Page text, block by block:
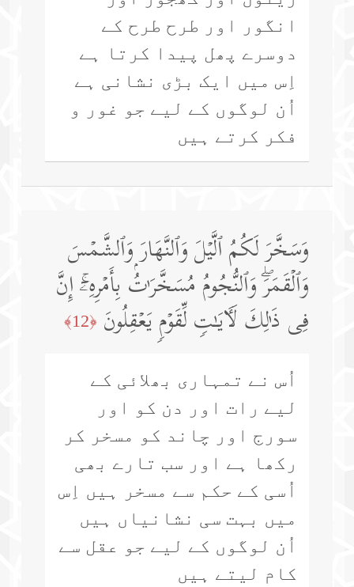
انگور اور طرح طرح کے
دوسرے پھل پیدا کرتا ہے
اِس میں ایک بڑی نشانی ہے
اُن لوگوں کے لیے جو غور و
فکر کرتے ہیں
وَسَخَّرَ لَكُمُ ٱلَّیۡلَ وَٱلنَّهَارَ وَٱلشَّمۡسَ
وَٱلۡقَمَرَۖ وَٱلنُّجُومُ مُسَخَّرَ ٰ⁠تُۢ بِأَمۡرِهِۦۤۚ إِنَّ
فِی ذَ ٰ⁠لِكَ لَـَٔایَـٰتࣲ لِّقَوۡمࣲ یَعۡقِلُونَ ﴿12﴾
اُس نے تمہاری بھلائی کے
لیے رات اور دن کو اور
سورج اور چاند کو مسخر کر
رکھا ہے اور سب تارے بھی
اُسی کے حکم سے مسخر ہیں اِس
میں بہت سی نشانیاں ہیں
اُن لوگوں کے لیے جو عقل سے
کام لیتے ہیں